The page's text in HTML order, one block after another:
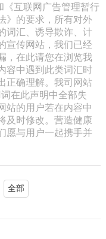
互联网广告管理暂行
》的要求，所有对外
词汇、诱导欺诈、计
宣传网站，我们已经
，在此请您在浏览我
容中遇到此类词汇时
正确理解。我司网站
在此声明中全部失
站的用户若在内容中
及时修改。营造健康
愿与用户一起携手并
全部